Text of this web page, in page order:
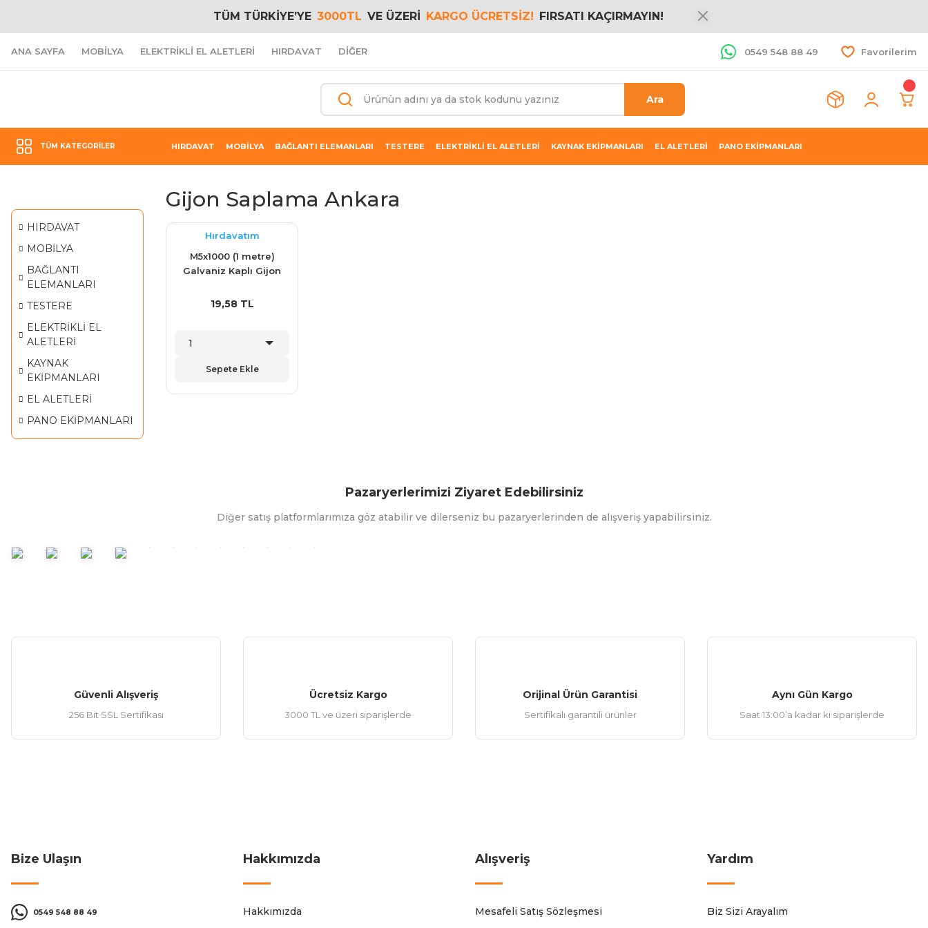
TÜM TÜRKİYE’YE 3000TL VE ÜZERİ KARGO ÜCRETSİZ! FIRSATI KAÇIRMAYIN!
ANA SAYFA MOBİLYA ELEKTRİKLİ EL ALETLERİ HIRDAVAT DİĞER 0549 548 88 49 Favorilerim
Ara
TÜM KATEGORILER HIRDAVAT MOBİLYA BAĞLANTI ELEMANLARI TESTERE ELEKTRİKLİ EL ALETLERİ KAYNAK EKİPMANLARI EL ALETLERİ PANO EKİPMANLARI
HIRDAVAT
MOBİLYA
BAĞLANTI
ELEMANLARI
TESTERE
ELEKTRİKLİ EL
ALETLERİ
KAYNAK
EKİPMANLARI
EL ALETLERİ
PANO EKİPMANLARI
Gijon Saplama Ankara
Hırdavatım
M5x1000 (1 metre)
Galvaniz Kaplı Gijon
19,58 TL
Sepete Ekle
Pazaryerlerimizi Ziyaret Edebilirsiniz
Diğer satış platformlarımıza göz atabilir ve dilerseniz bu pazaryerlerinden de alışveriş yapabilirsiniz.
Güvenli Alışveriş
256 Bit SSL Sertifikası
Ücretsiz Kargo
3000 TL ve üzeri siparişlerde
Orijinal Ürün Garantisi
Sertifikalı garantili ürünler
Aynı Gün Kargo
Saat 13:00’a kadar ki siparişlerde
Bize Ulaşın
0549 548 88 49
Hakkımızda
Hakkımızda
Alışveriş
Mesafeli Satış Sözleşmesi
Yardım
Biz Sizi Arayalım